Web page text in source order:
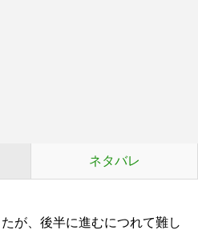
ネタバレ
が、後半に進むにつれて難し